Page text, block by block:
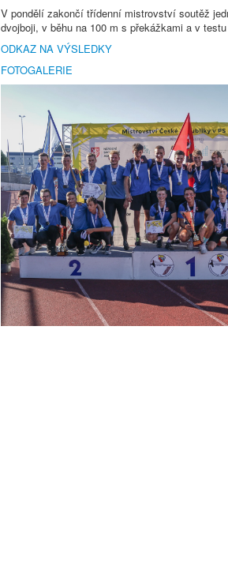
V pondělí zakončí třídenní mistrovství soutěž
dvojboji, v běhu na 100 m s překážkami a v
ODKAZ NA VÝSLEDKY
FOTOGALERIE